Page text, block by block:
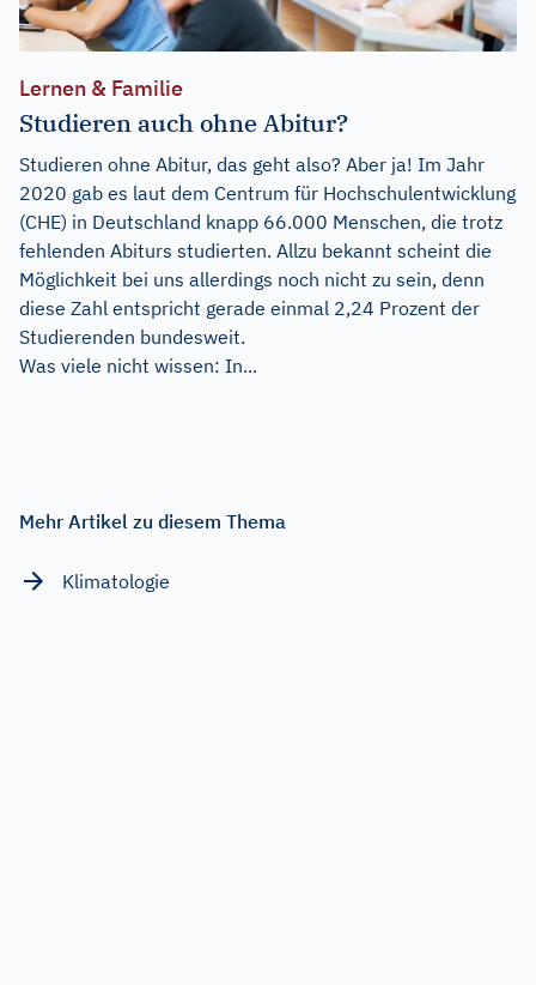
Lernen & Familie
Studieren auch ohne Abitur?
Studieren ohne Abitur, das geht also? Aber ja! Im Jahr
2020 gab es laut dem Centrum für Hochschulentwicklung
(CHE) in Deutschland knapp 66.000 Menschen, die trotz
fehlenden Abiturs studierten. Allzu bekannt scheint die
Möglichkeit bei uns allerdings noch nicht zu sein, denn
diese Zahl entspricht gerade einmal 2,24 Prozent der
Studierenden bundesweit.
Was viele nicht wissen: In...
Mehr Artikel zu diesem Thema
Klimatologie